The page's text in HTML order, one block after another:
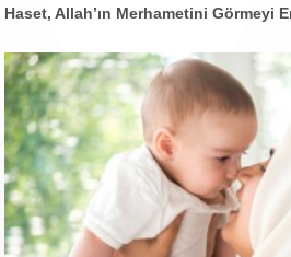
Haset, Allah’ın Merhametini Görmeyi